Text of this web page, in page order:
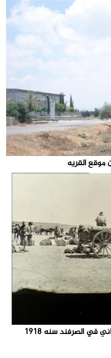
موقع القريه
في الصرفند سنه 1918